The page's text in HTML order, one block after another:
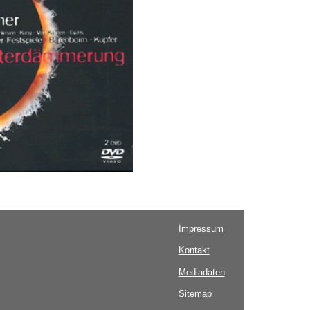
Impressum
Kontakt
Mediadaten
Sitemap